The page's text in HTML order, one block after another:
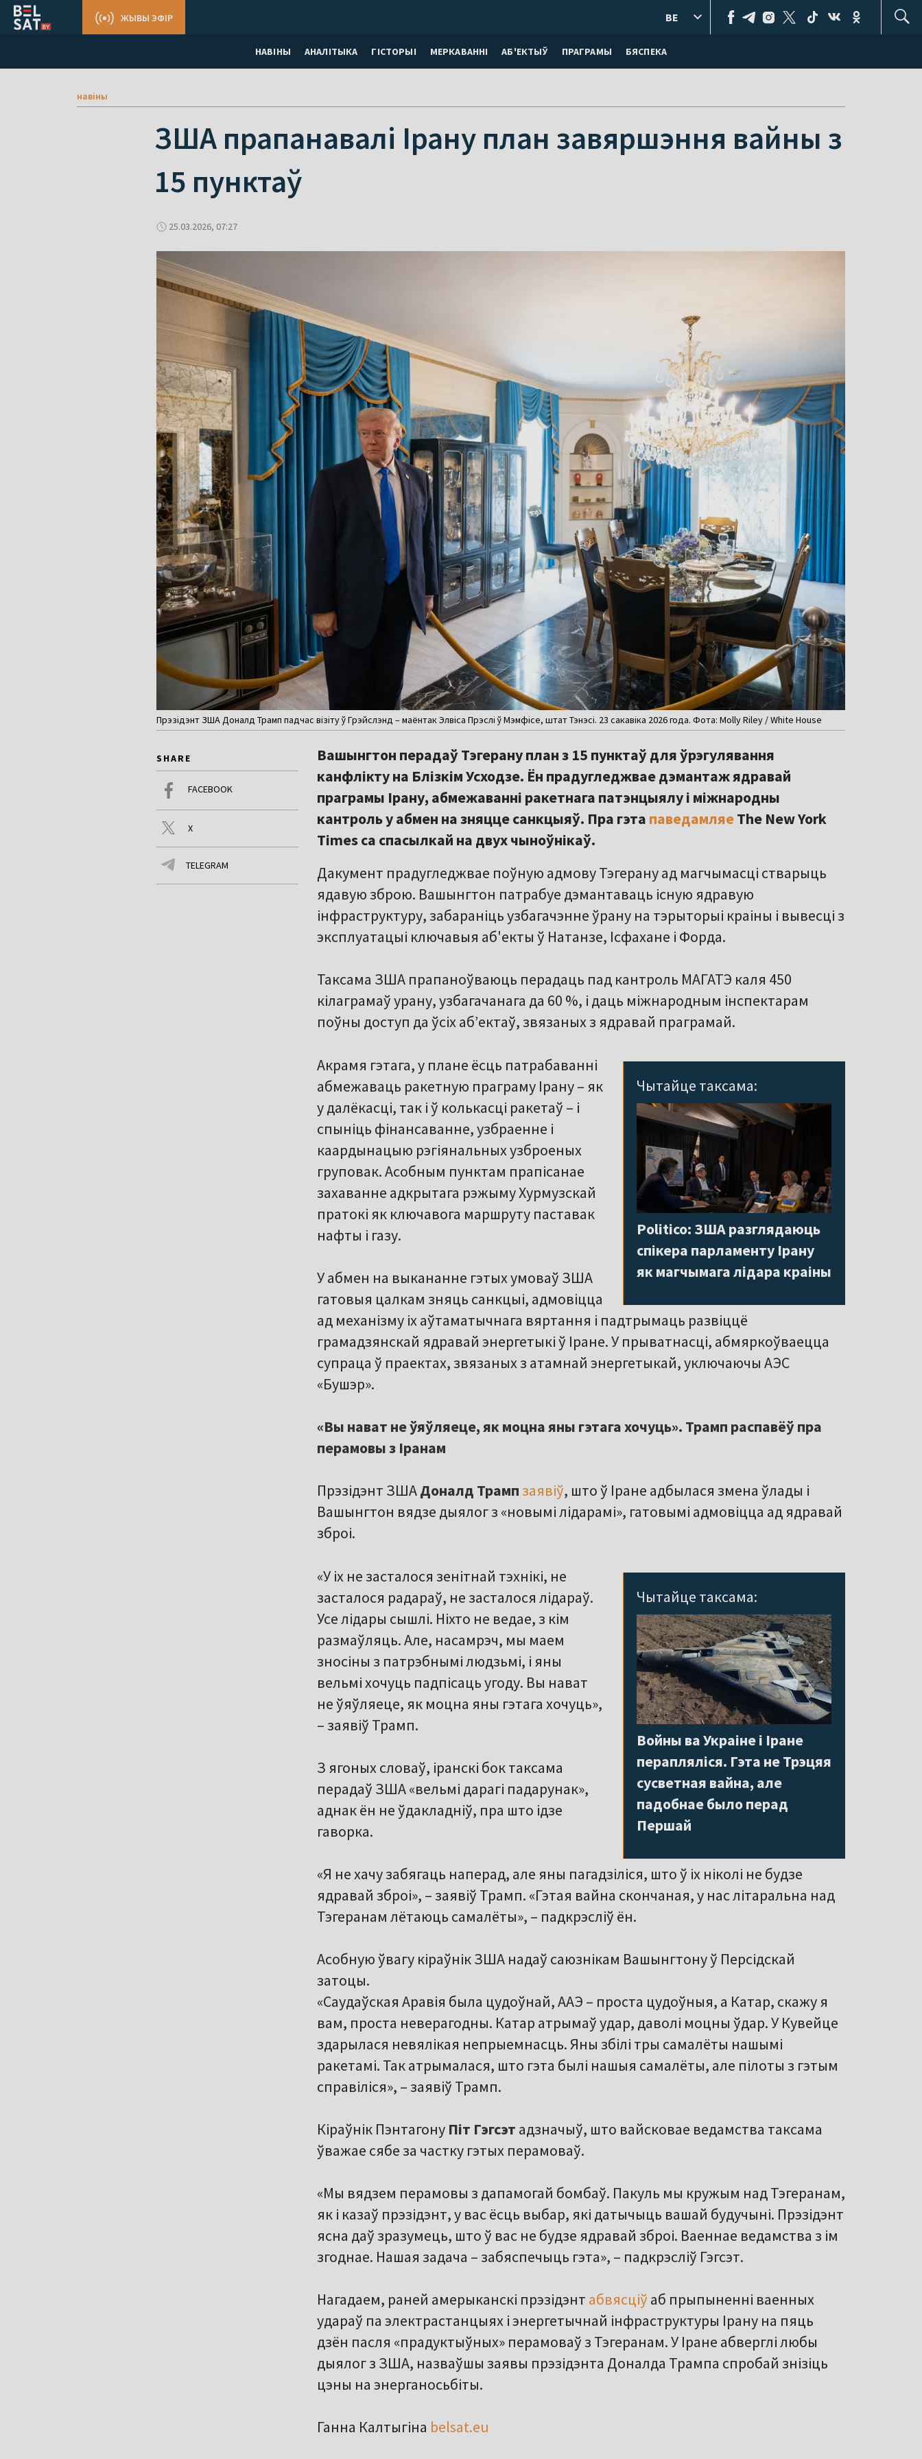
НАВІНЫ АНАЛІТЫКА ГІСТОРЫІ МЕРКАВАННI АБ'ЕКТЫЎ ПРАГРАМЫ БЯСПЕКА
ЖЫВЫ ЭФІР BE
навіны
ЗША прапанавалі Ірану план завяршэння вайны з
15 пунктаў
25.03.2026, 07:27
Прэзідэнт ЗША Доналд Трамп падчас візіту ў Грэйслэнд – маёнтак Элвіса Прэслі ў Мэмфісе, штат Тэнэсі. 23 сакавіка 2026 года. Фота: Molly Riley / White House
SHARE
FACEBOOK
X
TELEGRAM
Вашынгтон перадаў Тэгерану план з 15 пунктаў для ўрэгулявання
канфлікту на Блізкім Усходзе. Ён прадугледжвае дэмантаж ядравай
праграмы Ірану, абмежаванні ракетнага патэнцыялу і міжнародны
кантроль у абмен на зняцце санкцыяў. Пра гэта паведамляеThe New York
Times са спасылкай на двух чыноўнікаў.
Дакумент прадугледжвае поўную адмову Тэгерану ад магчымасці стварыць
ядавую зброю. Вашынгтон патрабуе дэмантаваць існую ядравую
інфраструктуру, забараніць узбагачэнне ўрану на тэрыторыі краіны і вывесці з
эксплуатацыі ключавыя аб'екты ў Натанзе, Ісфахане і Форда.
Таксама ЗША прапаноўваюць перадаць пад кантроль МАГАТЭ каля 450
кілаграмаў урану, узбагачанага да 60 %, і даць міжнародным інспектарам
поўны доступ да ўсіх абʼектаў, звязаных з ядравай праграмай.
Чытайце таксама:
Politico: ЗША разглядаюць
спікера парламенту Ірану
як магчымага лідара краіны
Акрамя гэтага, у плане ёсць патрабаванні
абмежаваць ракетную праграму Ірану – як
у далёкасці, так і ў колькасці ракетаў – і
спыніць фінансаванне, узбраенне і
каардынацыю рэгіянальных узброеных
груповак. Асобным пунктам прапісанае
захаванне адкрытага рэжыму Хурмузскай
пратокі як ключавога маршруту паставак
нафты і газу.
У абмен на выкананне гэтых умоваў ЗША
гатовыя цалкам зняць санкцыі, адмовіцца
ад механізму іх аўтаматычнага вяртання і падтрымаць развіццё
грамадзянскай ядравай энергетыкі ў Іране. У прыватнасці, абмяркоўваецца
супраца ў праектах, звязаных з атамнай энергетыкай, уключаючы АЭС
«Бушэр».
«Вы нават не ўяўляеце, як моцна яны гэтага хочуць». Трамп распавёў пра
перамовы з Іранам
Прэзідэнт ЗШАДоналд Трамп заявіў, што ў Іране адбылася змена ўлады і
Вашынгтон вядзе дыялог з «новымі лідарамі», гатовымі адмовіцца ад ядравай
зброі.
Чытайце таксама:
Войны ва Украіне і Іране
перапляліся. Гэта не Трэцяя
сусветная вайна, але
падобнае было перад
Першай
«У іх не засталося зенітнай тэхнікі, не
засталося радараў, не засталося лідараў.
Усе лідары сышлі. Ніхто не ведае, з кім
размаўляць. Але, насамрэч, мы маем
зносіны з патрэбнымі людзьмі, і яны
вельмі хочуць падпісаць угоду. Вы нават
не ўяўляеце, як моцна яны гэтага хочуць»,
– заявіў Трамп.
З ягоных словаў, іранскі бок таксама
перадаў ЗША «вельмі дарагі падарунак»,
аднак ён не ўдакладніў, пра што ідзе
гаворка.
«Я не хачу забягаць наперад, але яны пагадзіліся, што ў іх ніколі не будзе
ядравай зброі», – заявіў Трамп. «Гэтая вайна скончаная, у нас літаральна над
Тэгеранам лётаюць самалёты», – падкрэсліў ён.
Асобную ўвагу кіраўнік ЗША надаў саюзнікам Вашынгтону ў Персідскай
затоцы.
«Саудаўская Аравія была цудоўнай, ААЭ – проста цудоўныя, а Катар, скажу я
вам, проста неверагодны. Катар атрымаў удар, даволі моцны ўдар. У Кувейце
здарылася невялікая непрыемнасць. Яны збілі тры самалёты нашымі
ракетамі. Так атрымалася, што гэта былі нашыя самалёты, але пілоты з гэтым
справіліся», – заявіў Трамп.
Кіраўнік Пэнтагону Піт Гэгсэт адзначыў, што вайсковае ведамства таксама
ўважае сябе за частку гэтых перамоваў.
«Мы вядзем перамовы з дапамогай бомбаў. Пакуль мы кружым над Тэгеранам,
як і казаў прэзідэнт, у вас ёсць выбар, які датычыць вашай будучыні. Прэзідэнт
ясна даў зразумець, што ў вас не будзе ядравай зброі. Ваеннае ведамства з ім
згоднае. Нашая задача – забяспечыць гэта», – падкрэсліў Гэгсэт.
Нагадаем, раней амерыканскі прэзідэнт абвясціў аб прыпыненні ваенных
удараў па электрастанцыях і энергетычнай інфраструктуры Ірану на пяць
дзён пасля «прадуктыўных» перамоваў з Тэгеранам. У Іране абверглі любы
дыялог з ЗША, назваўшы заявы прэзідэнта Доналда Трампа спробай знізіць
цэны на энерганосьбіты.
Ганна Калтыгіна belsat.eu